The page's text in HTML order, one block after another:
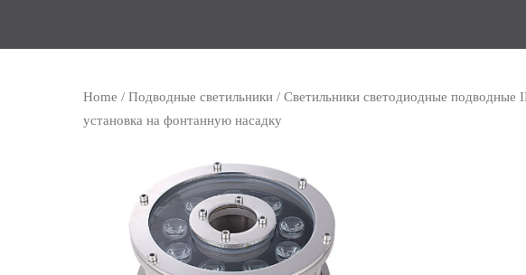
Home / Подводные светильники/ Светильники светодиодные подводные
установка на фонтанную насадку